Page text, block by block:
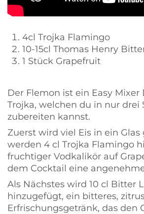
4cl Trojka Flamingo
10-15cl Thomas Henry
1 Stück Grapefruit
Der Flemon ist ein Easy Mixer
Trojka, welchen du in nur drei
zubereiten kannst.
Zuerst wird viel Eis in ein Glas
werden 4 cl Trojka Flamingo
fruchtiger Vodkalikör auf
dem Cocktail eine
Als Nächstes wird 10 cl Bitter
hinzugefügt, ein bitteres,
Erfrischungsgetränk, das den